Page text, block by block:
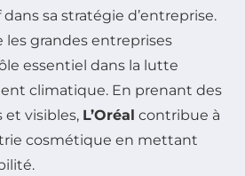
sa stratégie d’entreprise.
grandes entreprises
essentiel dans la lutte
climatique. En prenant des
visibles, L’Oréal contribue à
cosmétique en mettant